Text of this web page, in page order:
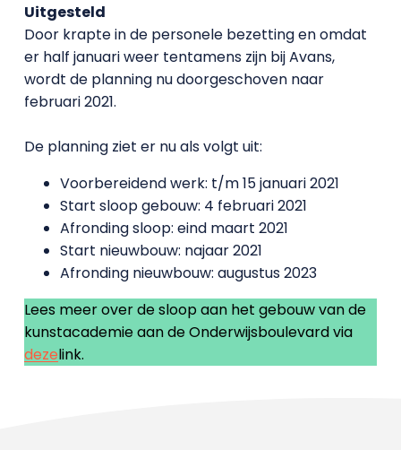
Uitgesteld
Door krapte in de personele bezetting en omdat
er half januari weer tentamens zijn bij Avans,
wordt de planning nu doorgeschoven naar
februari 2021.
De planning ziet er nu als volgt uit:
Voorbereidend werk: t/m 15 januari 2021
Start sloop gebouw: 4 februari 2021
Afronding sloop: eind maart 2021
Start nieuwbouw: najaar 2021
Afronding nieuwbouw: augustus 2023
Lees meer over de sloop aan het gebouw van de
kunstacademie aan de Onderwijsboulevard via
dezelink.